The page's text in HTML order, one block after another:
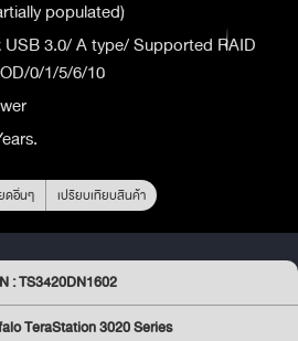
populated)
USB 3.0/ A type/ Supported RAID
0/1/5/6/10
ดอื่นๆ เปรียบเทียบสินค้า
: TS3420DN1602
TeraStation 3020 Series